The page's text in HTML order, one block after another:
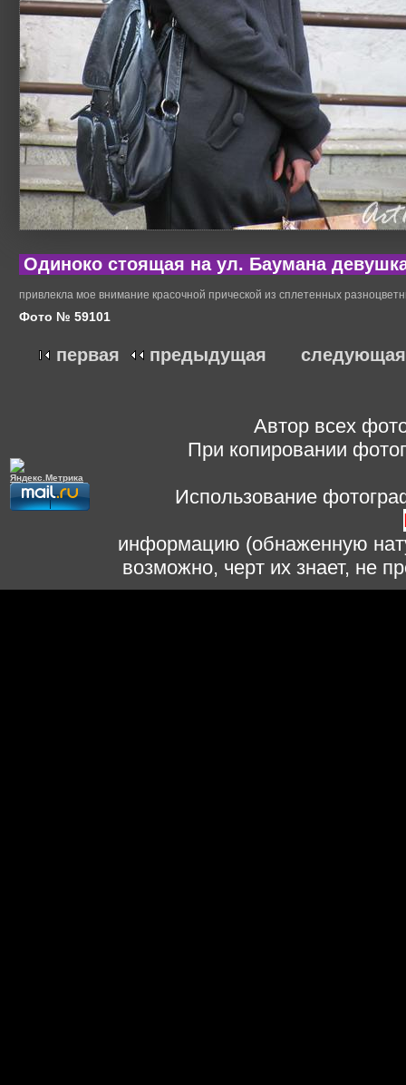
Одиноко стоящая на ул. Баумана
привлекла мое внимание красочной прической из сплетенных
Фото № 59101
следующая
первая предыдущая
Автор всех
При копировании
Использование
информацию (обнаженную
возможно, черт их знает, не